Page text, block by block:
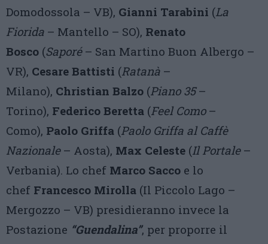
Domodossola – VB), Gianni Tarabini (La
Fiorida – Mantello – SO), Renato
Bosco (Saporé– San Martino Buon Albergo –
VR), Cesare Battisti (Ratanà –
Milano), Christian Balzo (Piano 35–
Torino), Federico Beretta (Feel Como–
Como), Paolo Griffa (Paolo Griffa al Caffè
Nazionale– Aosta), Max Celeste (Il Portale–
Verbania). Lo chef Marco Sacco e lo
chef Francesco Mirolla (Il Piccolo Lago –
Mergozzo – VB) presidieranno invece la
Postazione “Guendalina”, per proporre il